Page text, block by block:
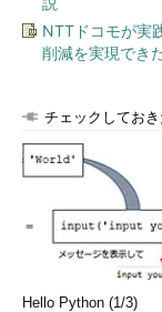
図
それでは、
NTTドコモが実
削減を実現でき
チェックしてお
Hello Python (1/3)